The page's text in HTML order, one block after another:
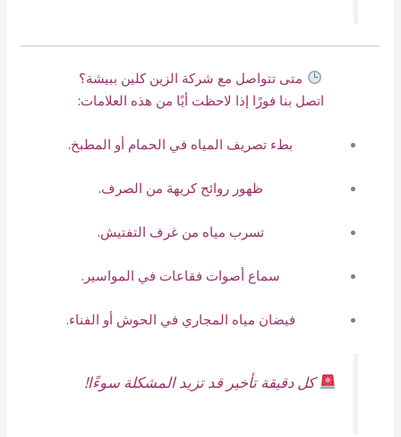
متى تتواصل مع شركة الزين كلين ببيشة؟
اتصل بنا فورًا إذا لاحظت أيًا من هذه العلامات:
بطء تصريف المياه في الحمام أو المطبخ.
ظهور روائح كريهة من الصرف.
تسرب مياه من غرف التفتيش.
سماع أصوات فقاعات في المواسير.
فيضان مياه المجاري في الحوش أو الفناء.
كل دقيقة تأخير قد تزيد المشكلة سوءًا!